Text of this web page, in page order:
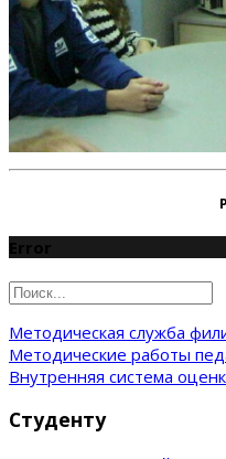
Error
Методическая служба
Методические работы
Внутренняя система
Студенту